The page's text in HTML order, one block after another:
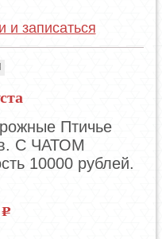
и записаться
Птичье
С ЧАТОМ
10000 рублей.